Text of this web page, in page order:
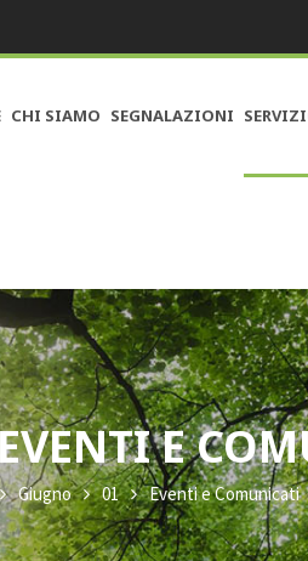
CHI SIAMO SEGNALAZIONI
E
Giugno 01 Eventi e Comunicati